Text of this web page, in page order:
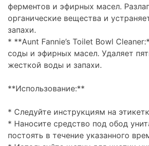
ферментов и эфирных масел.
органические вещества и
запахи.
* **Aunt Fannie’s Toilet Bowl
соды и эфирных масел. Удаляет
жесткой воды и запахи.
**Использование:**
* Следуйте инструкциям на
* Наносите средство под обод
постоять в течение указанного